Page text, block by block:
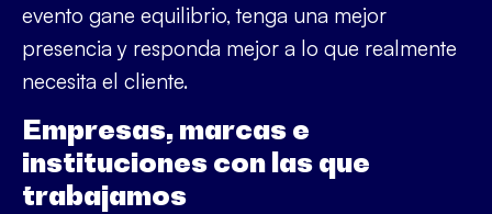
evento gane equilibrio, tenga una mejor
presencia y responda mejor a lo que realmente
necesita el cliente.
Empresas, marcas e
instituciones con las que
trabajamos